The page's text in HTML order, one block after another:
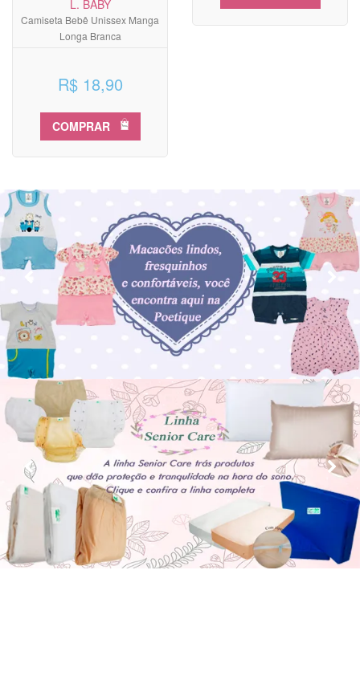
L. BABY
Camiseta Bebê Unissex Manga
Longa Branca
R$ 18,90
COMPRAR